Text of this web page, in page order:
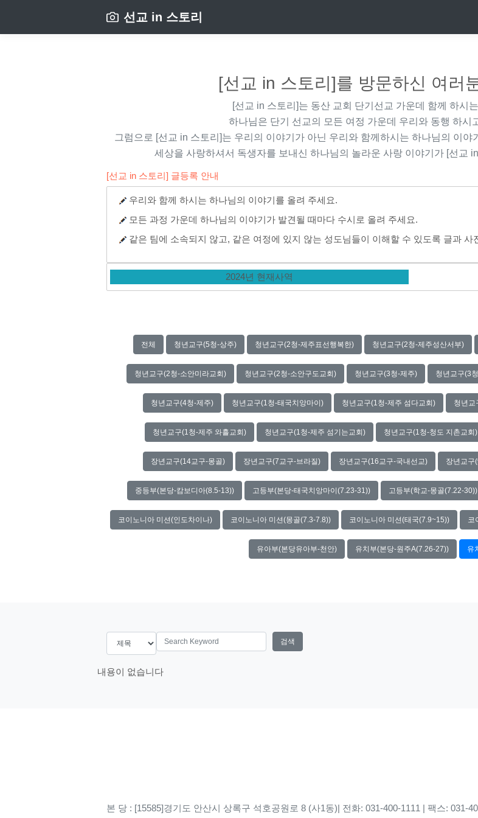
선교 in 스토리
[선교 in 스토리]를 방문하신 여러
[선교 in 스토리]는 동산 교회 단기선교 가운데 함께 하시
하나님은 단기 선교의 모든 여정 가운데 우리와 동행 하시
그럼으로 [선교 in 스토리]는 우리의 이야기가 아닌 우리와 함께하시는 하나님의 이
세상을 사랑하셔서 독생자를 보내신 하나님의 놀라운 사랑 이야기가 [선교
[선교 in 스토리] 글등록 안내
우리와 함께 하시는 하나님의 이야기를 올려 주세요.
모든 과정 가운데 하나님의 이야기가 발견될 때마다 수시로 올려 주세요.
같은 팀에 소속되지 않고, 같은 여정에 있지 않는 성도님들이 이해할 수 있도록 글과 사
2024년 현재사역
전체 청년교구(5청-상주) 청년교구(2청-제주표선행복한) 청년교구(2청-제주성산서부)
청년교구(2청-소안미라교회) 청년교구(2청-소안구도교회) 청년교구(3청-제주) 청년교구(3
청년교구(4청-제주) 청년교구(1청-태국치앙마이) 청년교구(1청-제주 섬다교회) 청년교
청년교구(1청-제주 와흘교회) 청년교구(1청-제주 섬기는교회) 청년교구(1청-청도 지촌교회)
장년교구(14교구-몽골) 장년교구(7교구-브라질) 장년교구(16교구-국내선교) 장년교구
중등부(본당-캄보디아(8.5-13)) 고등부(본당-태국치앙마이(7.23-31)) 고등부(학교-몽골(7.22-30))
코이노니아 미션(인도차이나) 코이노니아 미션(몽골(7.3-7.8)) 코이노니아 미션(태국(7.9~15)) 코
유아부(본당유아부-천안) 유치부(본당-원주A(7.26-27)) 유
search 검색
내용이 없습니다
본 당 : [15585]경기도 안산시 상록구 석호공원로 8 (사1동)| 전화: 031-400-1111 | 팩스: 031-